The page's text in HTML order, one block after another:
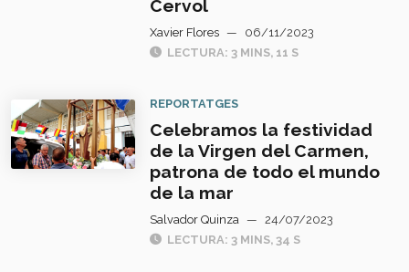
Cervol
Xavier Flores —
06/11/2023
LECTURA: 3 MINS, 11 S
REPORTATGES
Celebramos la festividad
de la Virgen del Carmen,
patrona de todo el mundo
de la mar
Salvador Quinza —
24/07/2023
LECTURA: 3 MINS, 34 S